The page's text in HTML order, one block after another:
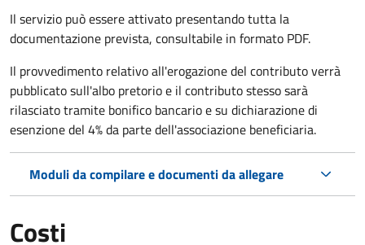
Il servizio può essere attivato presentando tutta la
documentazione prevista, consultabile in formato PDF.
Il provvedimento relativo all'erogazione del contributo verrà
pubblicato sull'albo pretorio e il contributo stesso sarà
rilasciato tramite bonifico bancario e su dichiarazione di
esenzione del 4% da parte dell'associazione beneficiaria.
Moduli da compilare e documenti da allegare
Costi